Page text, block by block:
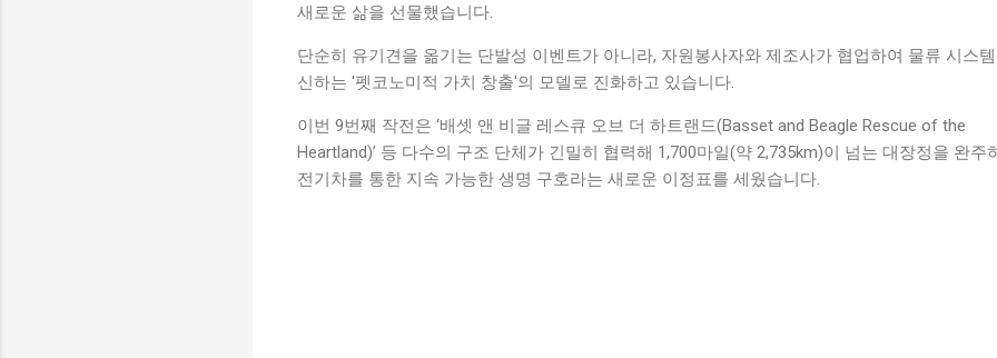
새로운 삶을 선물했습니다.
단순히 유기견을 옮기는 단발성 이벤트가 아니라, 자원봉사자와 제조사가 협업하여 물류 시스
신하는 '펫코노미적 가치 창출'의 모델로 진화하고 있습니다.
이번 9번째 작전은 ‘배셋 앤 비글 레스큐 오브 더 하트랜드(Basset and Beagle Rescue of the
Heartland)’ 등 다수의 구조 단체가 긴밀히 협력해 1,700마일(약 2,735km)이 넘는 대장정을 완주
전기차를 통한 지속 가능한 생명 구호라는 새로운 이정표를 세웠습니다.